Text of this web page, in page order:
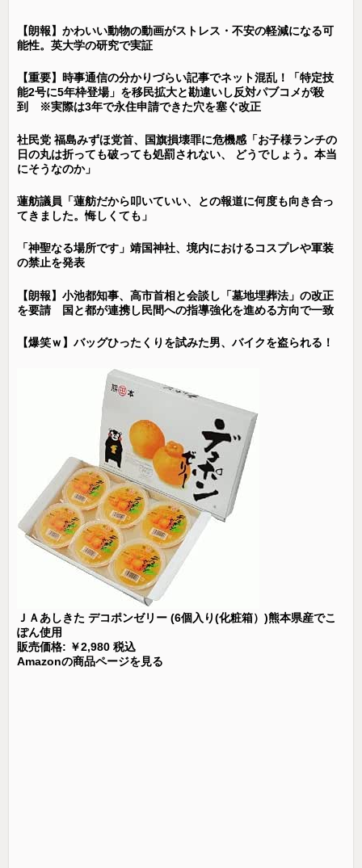
【朗報】かわいい動物の動画がストレス・不安の軽減になる可
能性。英大学の研究で実証
【重要】時事通信の分かりづらい記事でネット混乱！「特定技
能2号に5年枠登場」を移民拡大と勘違いし反対パブコメが殺
到 ※実際は3年で永住申請できた穴を塞ぐ改正
社民党 福島みずほ党首、国旗損壊罪に危機感「お子様ランチの
日の丸は折っても破っても処罰されない、 どうでしょう。本当
にそうなのか」
蓮舫議員「蓮舫だから叩いていい、との報道に何度も向き合っ
てきました。悔しくても」
「神聖なる場所です」靖国神社、境内におけるコスプレや軍装
の禁止を発表
【朗報】小池都知事、高市首相と会談し「墓地埋葬法」の改正
を要請 国と都が連携し民間への指導強化を進める方向で一致
【爆笑ｗ】バッグひったくりを試みた男、バイクを盗られる！
ＪＡあしきた デコポンゼリー (6個入り(化粧箱）)熊本県産でこ
ぽん使用
販売価格: ￥2,980 税込
Amazonの商品ページを見る